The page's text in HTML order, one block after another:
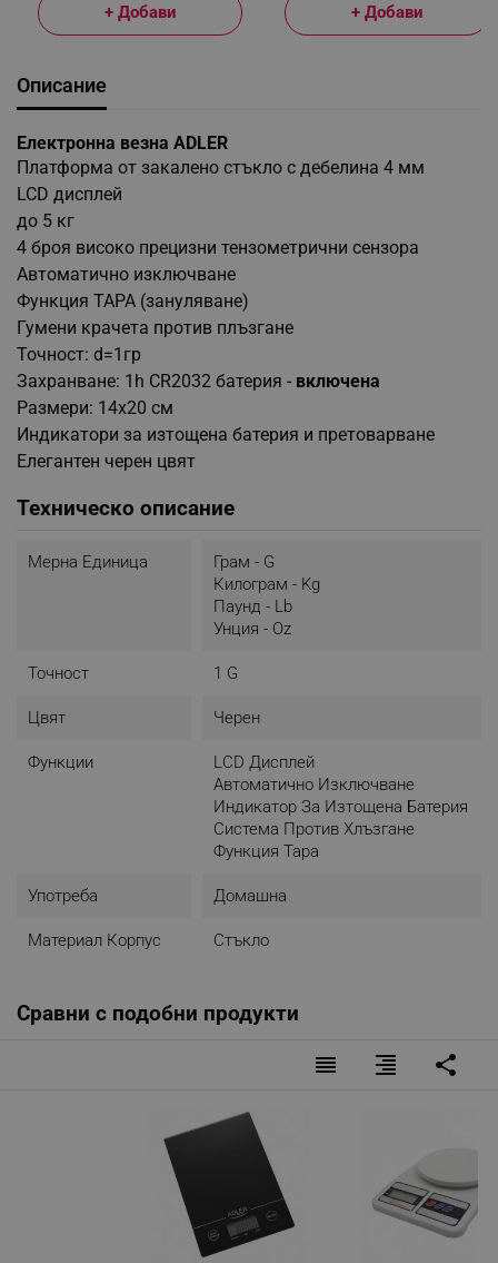
+ Добави + Добави
Описание
Електронна везна ADLER
Платформа от закалено стъкло с дебелина 4 мм
LCD дисплей
до 5 кг
4 броя високо прецизни тензометрични сензора
Автоматично изключване
Функция ТАРА (зануляване)
Гумени крачета против плъзгане
Точност: d=1гр
Захранване: 1h CR2032 батерия - включена
Размери: 14x20 см
Индикатори за изтощена батерия и претоварване
Елегантен черен цвят
Техническо описание
Мерна Единица
Грам - G
Килограм - Kg
Паунд - Lb
Унция - Oz
Точност 1 G
Цвят Черен
Функции
LCD Дисплей
Автоматично Изключване
Индикатор За Изтощена Батерия
Система Против Хлъзгане
Функция Тара
Употреба Домашна
Материал Корпус Стъкло
Сравни с подобни продукти
reorder format_align_right share